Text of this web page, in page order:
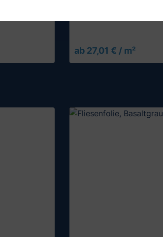
ab 27,01 € / m²Muster testen